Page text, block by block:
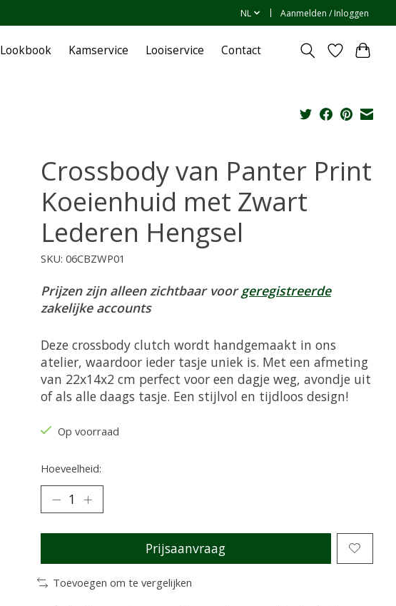
NL Aanmelden / Inloggen
Lookbook Kamservice Looiservice Contact
Crossbody van Panter Print
Koeienhuid met Zwart
Lederen Hengsel
SKU: 06CBZWP01
Prijzen zijn alleen zichtbaar voorgeregistreerde
zakelijke accounts
Deze crossbody clutch wordt handgemaakt in ons
atelier, waardoor ieder tasje uniek is. Met een afmeting
van 22x14x2 cm perfect voor een dagje weg, avondje uit
of als alle daags tasje. Een stijlvol en tijdloos design!
Op voorraad
Hoeveelheid:
Prijsaanvraag
Toevoegen om te vergelijken